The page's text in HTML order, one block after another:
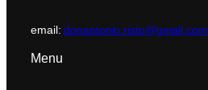
email:donantonio.risto@gmail.com
Menu